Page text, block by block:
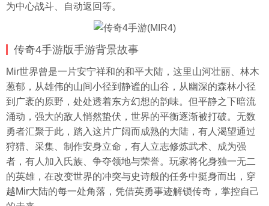
为中心战斗、自动返回等。
传奇4手游版手游背景故事
Mir世界曾是一片安宁祥和的和平大陆，这里山河壮丽、林木
葱郁，从雄伟的山间小径到静谧的山谷，从幽深的森林小径
到广袤的原野，处处透着东方幻想的韵味。但平静之下暗流
涌动，强大的敌人悄然蛰伏，世界的平衡逐渐被打破。无数
勇者汇聚于此，踏入这片广阔而成熟的大陆，有人渴望通过
狩猎、 采集 、制作安身立命，有人立志修炼武术、成为强
者，有人加入氏族、争夺领地与荣誉。玩家将化身独一无二
的英雄，在改变世界的冲突与史诗般的任务中挺身而出，穿
越Mir大陆的每一处角落，凭借英勇事迹解锁传奇，掌控自己